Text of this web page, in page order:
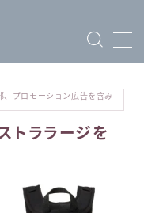
ブランド
、プロモーション広告を含み
トララージを